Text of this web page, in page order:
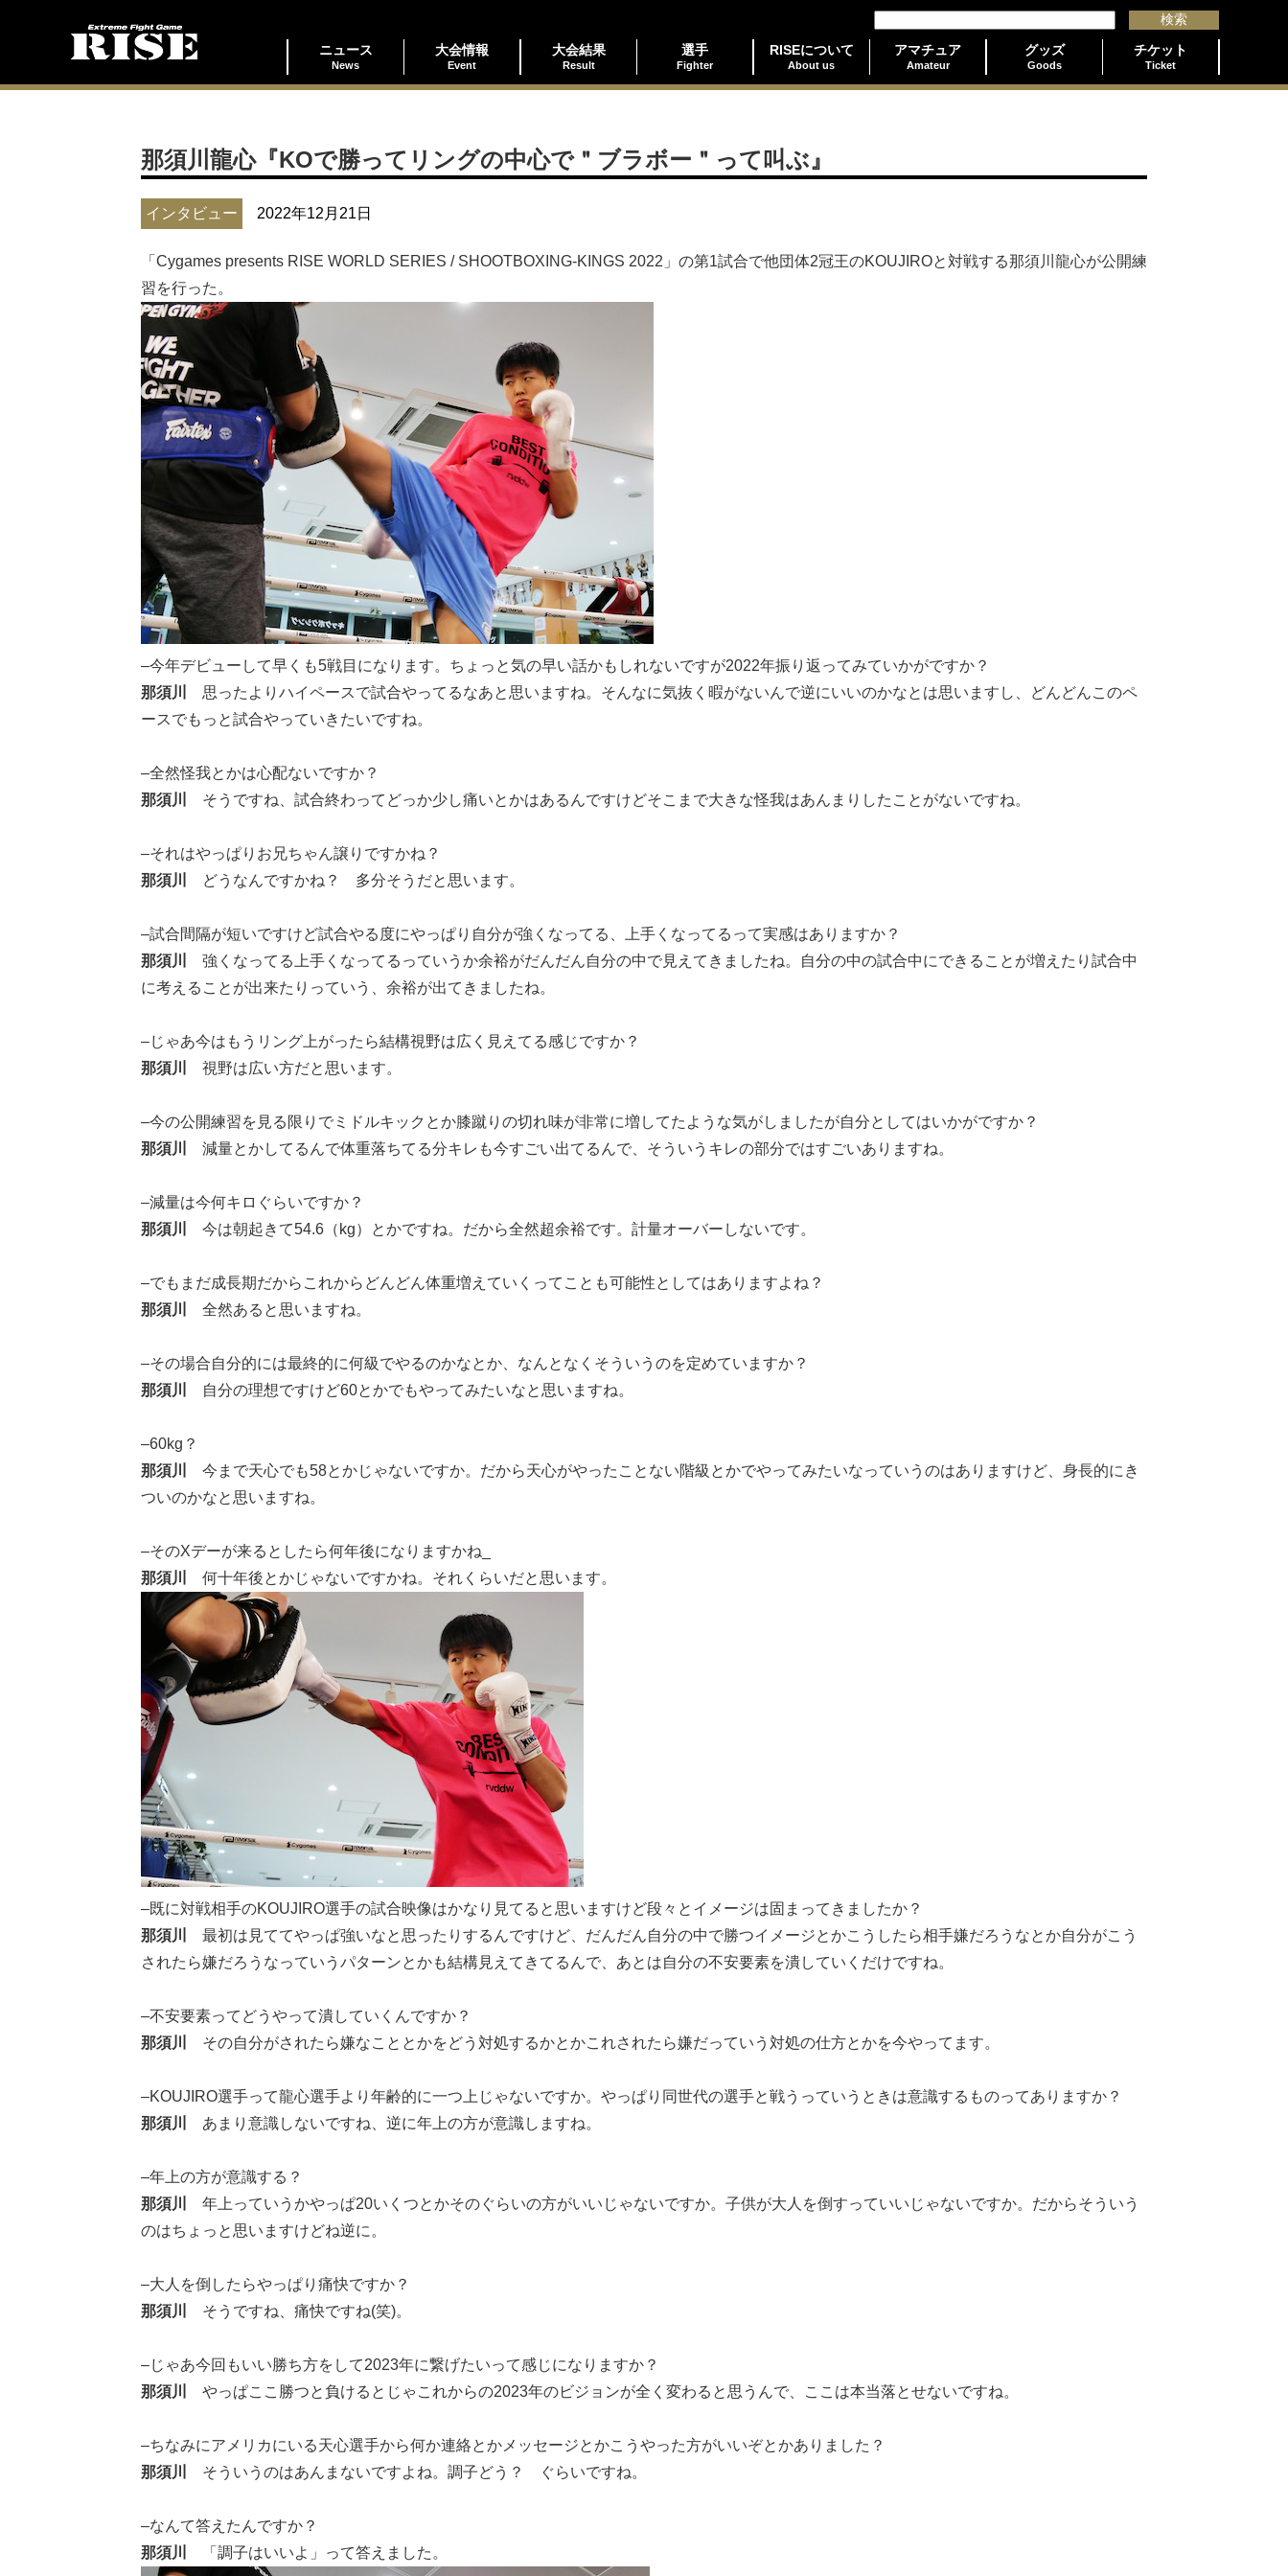
ニュース
News
大会情報
Event
大会結果
Result
選手
Fighter
RISEについて
About us
アマチュア
Amateur
グッズ
Goods
チケット
Ticket
那須川龍心『KOで勝ってリングの中心で＂ブラボー＂って叫ぶ』
インタビュー 2022年12月21日
「Cygames presents RISE WORLD SERIES / SHOOTBOXING-KINGS 2022」の第1試合で他団体2冠王のKOUJIROと対戦する那須川龍心が公開練
習を行った。
–今年デビューして早くも5戦目になります。ちょっと気の早い話かもしれないですが2022年振り返ってみていかがですか？
那須川 思ったよりハイペースで試合やってるなあと思いますね。そんなに気抜く暇がないんで逆にいいのかなとは思いますし、どんどんこのペ
ースでもっと試合やっていきたいですね。
–全然怪我とかは心配ないですか？
那須川 そうですね、試合終わってどっか少し痛いとかはあるんですけどそこまで大きな怪我はあんまりしたことがないですね。
–それはやっぱりお兄ちゃん譲りですかね？
那須川
どうなんですかね？ 多分そうだと思います。
–試合間隔が短いですけど試合やる度にやっぱり自分が強くなってる、上手くなってるって実感はありますか？
那須川 強くなってる上手くなってるっていうか余裕がだんだん自分の中で見えてきましたね。自分の中の試合中にできることが増えたり試合中
に考えることが出来たりっていう、余裕が出てきましたね。
–じゃあ今はもうリング上がったら結構視野は広く見えてる感じですか？
那須川 視野は広い方だと思います。
–今の公開練習を見る限りでミドルキックとか膝蹴りの切れ味が非常に増してたような気がしましたが自分としてはいかがですか？
那須川 減量とかしてるんで体重落ちてる分キレも今すごい出てるんで、そういうキレの部分ではすごいありますね。
–減量は今何キロぐらいですか？
那須川 今は朝起きて54.6（kg）とかですね。だから全然超余裕です。計量オーバーしないです。
–でもまだ成長期だからこれからどんどん体重増えていくってことも可能性としてはありますよね？
那須川 全然あると思いますね。
–その場合自分的には最終的に何級でやるのかなとか、なんとなくそういうのを定めていますか？
那須川
自分の理想ですけど60とかでもやってみたいなと思いますね。
–60kg？
那須川 今まで天心でも58とかじゃないですか。だから天心がやったことない階級とかでやってみたいなっていうのはありますけど、身長的にき
ついのかなと思いますね。
–そのXデーが来るとしたら何年後になりますかね_
那須川 何十年後とかじゃないですかね。それくらいだと思います。
–既に対戦相手のKOUJIRO選手の試合映像はかなり見てると思いますけど段々とイメージは固まってきましたか？
那須川 最初は見ててやっぱ強いなと思ったりするんですけど、だんだん自分の中で勝つイメージとかこうしたら相手嫌だろうなとか自分がこう
されたら嫌だろうなっていうパターンとかも結構見えてきてるんで、あとは自分の不安要素を潰していくだけですね。
–不安要素ってどうやって潰していくんですか？
那須川 その自分がされたら嫌なこととかをどう対処するかとかこれされたら嫌だっていう対処の仕方とかを今やってます。
–KOUJIRO選手って龍心選手より年齢的に一つ上じゃないですか。やっぱり同世代の選手と戦うっていうときは意識するものってありますか？
那須川 あまり意識しないですね、逆に年上の方が意識しますね。
–年上の方が意識する？
那須川 年上っていうかやっぱ20いくつとかそのぐらいの方がいいじゃないですか。子供が大人を倒すっていいじゃないですか。だからそういう
のはちょっと思いますけどね逆に。
–大人を倒したらやっぱり痛快ですか？
那須川 そうですね、痛快ですね(笑)。
–じゃあ今回もいい勝ち方をして2023年に繋げたいって感じになりますか？
那須川 やっぱここ勝つと負けるとじゃこれからの2023年のビジョンが全く変わると思うんで、ここは本当落とせないですね。
–ちなみにアメリカにいる天心選手から何か連絡とかメッセージとかこうやった方がいいぞとかありました？
那須川 そういうのはあんまないですよね。調子どう？ ぐらいですね。
–なんて答えたんですか？
那須川
「調子はいいよ」って答えました。